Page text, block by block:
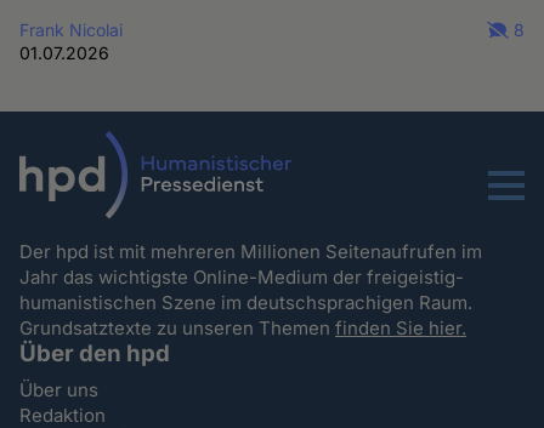
Frank Nicolai
01.07.2026
8
Menu
Der hpd ist mit mehreren Millionen Seitenaufrufen im
Jahr das wichtigste Online-Medium der freigeistig-
humanistischen Szene im deutschsprachigen Raum.
Grundsatztexte zu unseren Themenfinden Sie hier.
Über den hpd
Über uns
Redaktion